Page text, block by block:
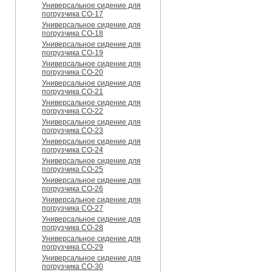
Универсальное сидение для
погрузчика CO-17
Универсальное сидение для
погрузчика CO-18
Универсальное сидение для
погрузчика CO-19
Универсальное сидение для
погрузчика CO-20
Универсальное сидение для
погрузчика CO-21
Универсальное сидение для
погрузчика CO-22
Универсальное сидение для
погрузчика CO-23
Универсальное сидение для
погрузчика CO-24
Универсальное сидение для
погрузчика CO-25
Универсальное сидение для
погрузчика CO-26
Универсальное сидение для
погрузчика CO-27
Универсальное сидение для
погрузчика CO-28
Универсальное сидение для
погрузчика CO-29
Универсальное сидение для
погрузчика CO-30